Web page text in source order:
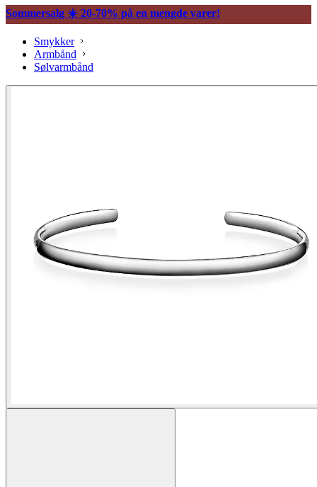
Sommersalg ☀️ 20-70% på en mengde varer!
Smykker
Armbånd
Sølvarmbånd